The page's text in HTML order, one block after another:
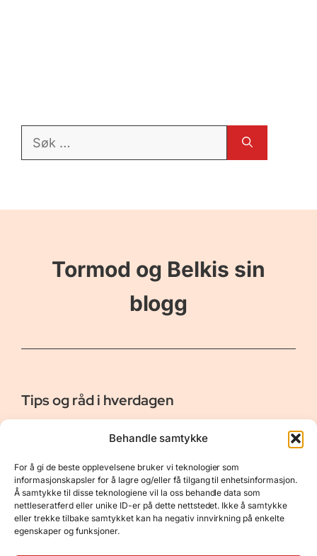
Behandle samtykke
For å gi de beste opplevelsene bruker vi teknologier som
informasjonskapsler for å lagre og/eller få tilgang til enhetsinformasjon.
Å samtykke til disse teknologiene vil la oss behandle data som
nettleseratferd eller unike ID-er på dette nettstedet. Ikke å samtykke
eller trekke tilbake samtykket kan ha negativ innvirkning på enkelte
egenskaper og funksjoner.
Søk
Tormod og Belkis sin
blogg
Tips og råd i hverdagen
Er vår bloggside hvor vi ønsker å dele våre opplevelser og
gi deg råd og tips innen reiser, hotell - og restauranter,
naturopplevelser, personlig pleie, data, film og bøker m.m.
Nyttige Linker
Om oss
Kontakt
Resurser
Personvernerklæring
Opphavsrett